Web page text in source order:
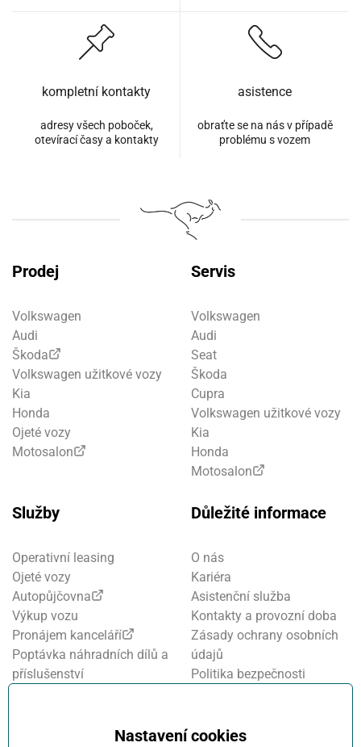
Nastavení cookies
kompletní kontakty
adresy všech poboček,
otevírací časy a kontakty
asistence
obraťte se na nás v případě
problému s vozem
Prodej
Volkswagen
Audi
Škoda
Volkswagen užitkové vozy
Kia
Honda
Ojeté vozy
Motosalon
Servis
Volkswagen
Audi
Seat
Škoda
Cupra
Volkswagen užitkové vozy
Kia
Honda
Motosalon
Služby
Operativní leasing
Ojeté vozy
Autopůjčovna
Výkup vozu
Pronájem kanceláří
Poptávka náhradních dílů a
příslušenství
Důležité informace
O nás
Kariéra
Asistenční služba
Kontakty a provozní doba
Zásady ochrany osobních
údajů
Politika bezpečnosti
Oznamovací systém